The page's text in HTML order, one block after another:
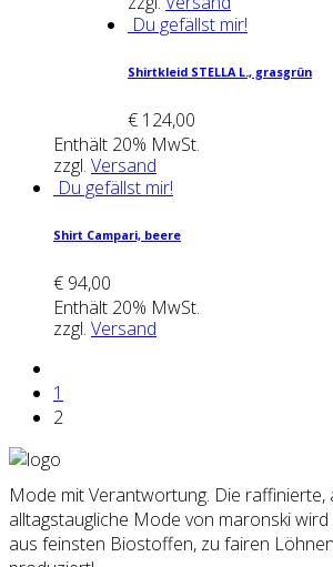
Du gefällst mir!
Shirt­kleid STEL­LA L., gras­grün
€ 124,00
Enthält 20% MwSt.
zzgl. Versand
Du gefällst mir!
Shirt Cam­pa­ri, bee­re
€ 94,00
Enthält 20% MwSt.
zzgl. Versand
1
2
Mode mit Verantwortung. Die raffinierte,
alltagstaugliche Mode von maronski
aus feinsten Biostoffen, zu fairen